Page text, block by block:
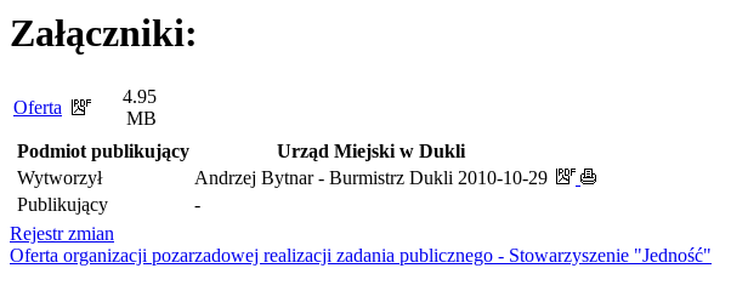
Załączniki:
Oferta
4.95
MB
Podmiot publikujący
Urząd Miejski w Dukli
Wytworzył
Andrzej Bytnar - Burmistrz Dukli 2010-10-29
Publikujący
-
Rejestr zmian
Oferta organizacji pozarzadowej realizacji zadania publicznego - Stowarzyszenie "Jedność"